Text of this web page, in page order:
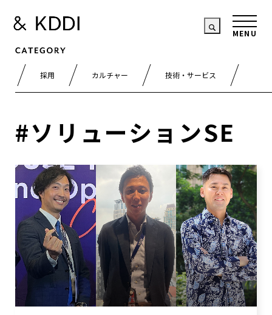
採用 カルチャー 技術・サービス
#ソリューションSE